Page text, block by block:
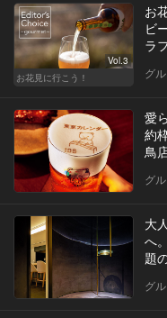
Vol.3
お花見に行こう！
お
ビ
ラ
グ
愛
約
鳥
グ
大
へ
題
グ